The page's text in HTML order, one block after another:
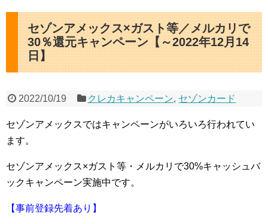
セゾンアメックス×ガスト等／メルカリで
30％還元キャンペーン【～2022年12月14
日】
2022/10/19 クレカキャンペーン, セゾンカード
セゾンアメックスではキャンペーンがいろいろ行われてい
ます。
セゾンアメックス×ガスト等・メルカリで30%キャッシュバ
ックキャンペーン実施中です。
【事前登録先着あり】